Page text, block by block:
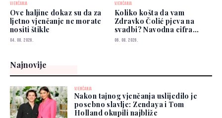
VJENČANJA
Ove haljine dokaz su da za
ljetno vjenčanje ne morate
nositi štikle
04. 08. 2026.
VJENČANJA
Koliko košta da vam
Zdravko Čolić pjeva na
svadbi? Navodna cifra
privukla pažnju
06. 08. 2026.
Najnovije
VJENČANJA
Nakon tajnog vjenčanja uslijedilo je
posebno slavlje: Zendaya i Tom
Holland okupili najbliže